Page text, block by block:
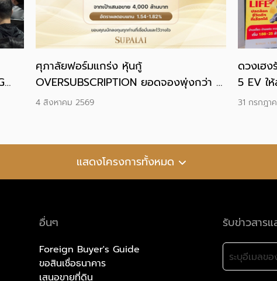
ศุภาลัยฟอร์มแกร่ง หุ้นกู้
OVERSUBSCRIPTION ยอดจองพุ่งกว่า 2
เท่า ปิดดีลด้วยต้นทุนทางการเงินต่ำสุดของ
4 สิงหาคม 2569
ดวงเฮ
5 EV ใ
31 กรกฎา
แสดงโครงการทั้งหมด
อื่นๆ
Foreign Buyer's Guide
ขอสินเชื่อธนาคาร
เสนอขายที่ดิน
รับข่าวสาร